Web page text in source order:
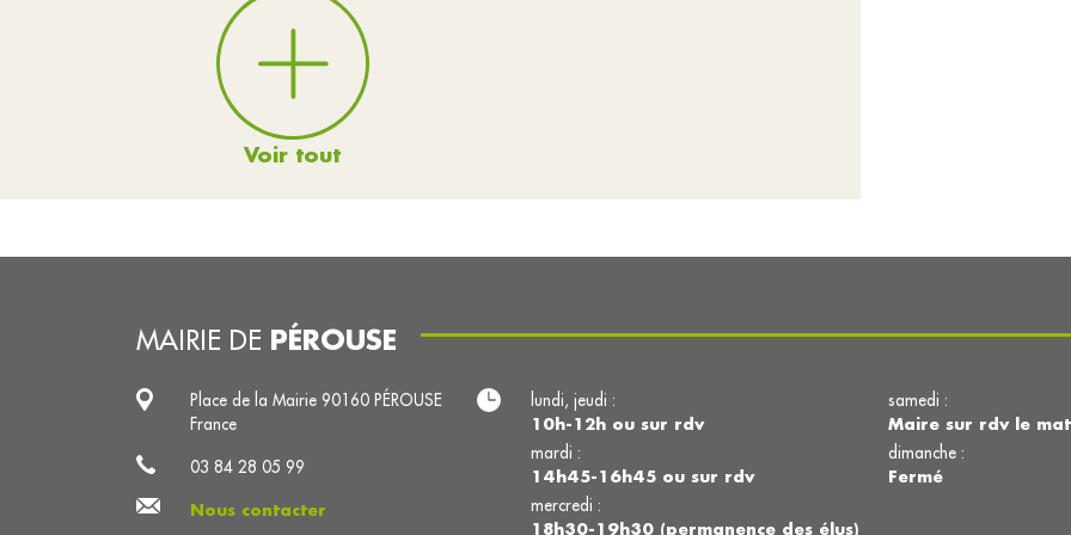
Voir tout
MAIRIE DE PÉROUSE
Place de la Mairie 90160 PÉROUSE
France
03 84 28 05 99
Nous contacter
lundi, jeudi :
10h-12h ou sur rdv
mardi :
14h45-16h45 ou sur rdv
mercredi :
18h30-19h30 (permanence des élus)
samedi :
Maire sur rdv le
dimanche :
Fermé